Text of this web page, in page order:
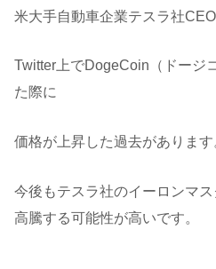
米大手自動車企業テスラ社
Twitter上でDogeCoin（ドージ
た際に
価格が上昇した過去があります
今後もテスラ社のイーロンマ
高騰する可能性が高いです。